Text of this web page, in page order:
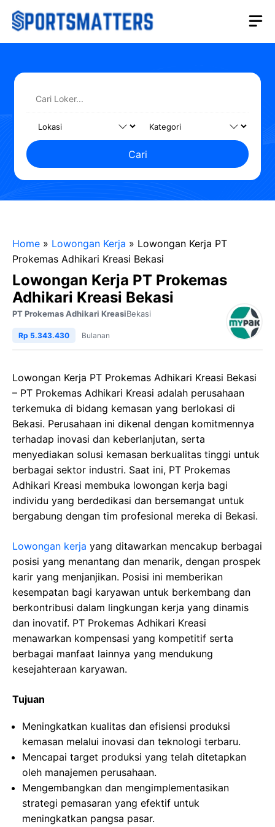
Langsung
Cari
Home » Lowongan Kerja » Lowongan Kerja PT
Prokemas Adhikari Kreasi Bekasi
Lowongan Kerja PT Prokemas
Adhikari Kreasi Bekasi
PT Prokemas Adhikari KreasiBekasi
Rp 5.343.430 Bulanan
Lowongan Kerja PT Prokemas Adhikari Kreasi Bekasi
– PT Prokemas Adhikari Kreasi adalah perusahaan
terkemuka di bidang kemasan yang berlokasi di
Bekasi. Perusahaan ini dikenal dengan komitmennya
terhadap inovasi dan keberlanjutan, serta
menyediakan solusi kemasan berkualitas tinggi untuk
berbagai sektor industri. Saat ini, PT Prokemas
Adhikari Kreasi membuka lowongan kerja bagi
individu yang berdedikasi dan bersemangat untuk
bergabung dengan tim profesional mereka di Bekasi.
Lowongan kerja yang ditawarkan mencakup berbagai
posisi yang menantang dan menarik, dengan prospek
karir yang menjanjikan. Posisi ini memberikan
kesempatan bagi karyawan untuk berkembang dan
berkontribusi dalam lingkungan kerja yang dinamis
dan inovatif. PT Prokemas Adhikari Kreasi
menawarkan kompensasi yang kompetitif serta
berbagai manfaat lainnya yang mendukung
kesejahteraan karyawan.
Tujuan
Meningkatkan kualitas dan efisiensi produksi
kemasan melalui inovasi dan teknologi terbaru.
Mencapai target produksi yang telah ditetapkan
oleh manajemen perusahaan.
Mengembangkan dan mengimplementasikan
strategi pemasaran yang efektif untuk
meningkatkan pangsa pasar.